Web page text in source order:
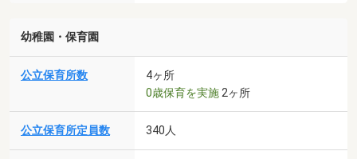
幼稚園・保育園
公立保育所数
4ヶ所
0歳保育を実施 2ヶ所
公立保育所定員数 340人